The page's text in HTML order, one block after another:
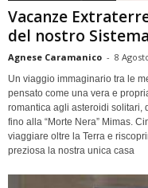
Vacanze
del nostro
Agnese Caramanico - 8
Un viaggio immaginario tra le
pensato come una vera e
romantica agli asteroidi solitari,
fino alla “Morte Nera” Mimas.
viaggiare oltre la Terra e
preziosa la nostra unica casa